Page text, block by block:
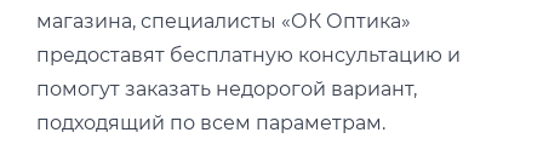
магазина, специалисты «ОК Оптика»
предоставят бесплатную консультацию и
помогут заказать недорогой вариант,
подходящий по всем параметрам.